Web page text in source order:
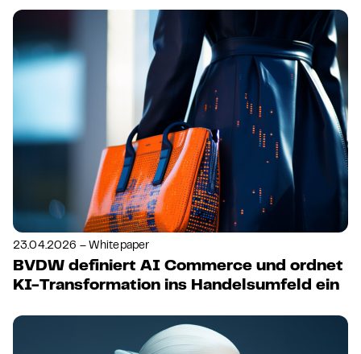
23.04.2026 – Whitepaper
BVDW definiert AI Commerce und ordnet
KI-Transformation ins Handelsumfeld ein